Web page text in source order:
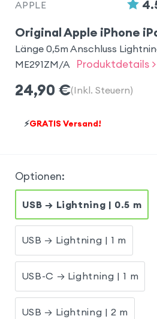
APPLE
Original Apple iPhone
Länge 0,5m Anschluss
ME291ZM/A
Produktdetails >
24,90 €(Inkl. Steuern)
⚡GRATIS Versand!
Optionen:
USB → Lightning | 0.5 m
USB → Lightning | 1 m
USB-C → Lightning | 1 m
USB → Lightning | 2 m